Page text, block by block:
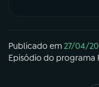
Publicado em27/04/
Episódio do programa